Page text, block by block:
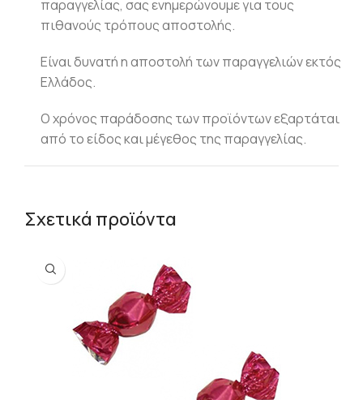
παραγγελίας, σας ενημερώνουμε για τους
πιθανούς τρόπους αποστολής.
Είναι δυνατή η αποστολή των παραγγελιών εκτός
Ελλάδος.
Ο χρόνος παράδοσης των προϊόντων εξαρτάται
από το είδος και μέγεθος της παραγγελίας.
Σχετικά προϊόντα